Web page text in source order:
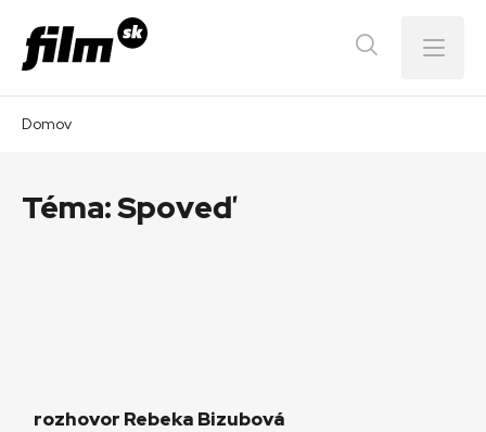
Menu
Domov
Téma:Spoveď
rozhovor Rebeka Bizubová